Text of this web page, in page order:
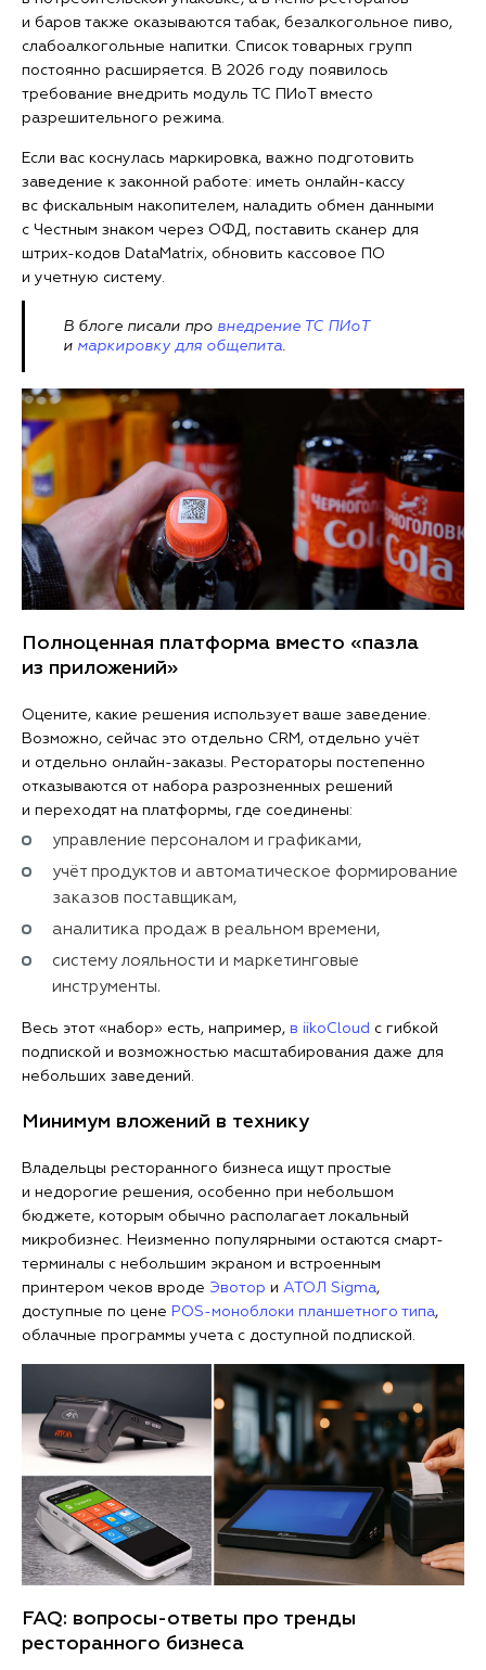
и баров также оказываются табак, безалкогольное пиво,
слабоалкогольные напитки. Список товарных групп
постоянно расширяется. В 2026 году появилось
требование внедрить модуль ТС ПИоТ вместо
разрешительного режима.
Если вас коснулась маркировка, важно подготовить
заведение к законной работе: иметь онлайн-кассу
вс фискальным накопителем, наладить обмен данными
с Честным знаком через ОФД, поставить сканер для
штрих-кодов DataMatrix, обновить кассовое ПО
и учетную систему.
В блоге писали про внедрение ТС ПИоТ
и маркировку для общепита.
Полноценная платформа вместо «пазла
из приложений»
Оцените, какие решения использует ваше заведение.
Возможно, сейчас это отдельно CRM, отдельно учёт
и отдельно онлайн-заказы. Рестораторы постепенно
отказываются от набора разрозненных решений
и переходят на платформы, где соединены:
управление персоналом и графиками,
учёт продуктов и автоматическое формирование
заказов поставщикам,
аналитика продаж в реальном времени,
систему лояльности и маркетинговые
инструменты.
Весь этот «набор» есть, например, в iikoCloud с гибкой
подпиской и возможностью масштабирования даже для
небольших заведений.
Минимум вложений в технику
Владельцы ресторанного бизнеса ищут простые
и недорогие решения, особенно при небольшом
бюджете, которым обычно располагает локальный
микробизнес. Неизменно популярными остаются смарт-
терминалы с небольшим экраном и встроенным
принтером чеков вроде Эвотор и АТОЛ Sigma,
доступные по цене POS-моноблоки планшетного типа,
облачные программы учета с доступной подпиской.
FAQ: вопросы-ответы про тренды
ресторанного бизнеса